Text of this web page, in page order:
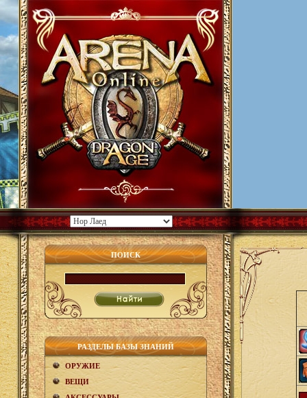
ПОИСК
РАЗДЕЛЫ БАЗЫ ЗНАНИЙ
ОРУЖИЕ
ВЕЩИ